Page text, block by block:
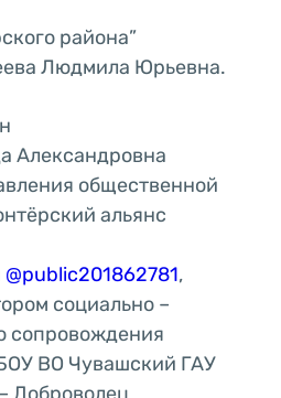
района”
Людмила Юрьевна.
Александровна
общественной
альянс
@public201862781,
социально –
сопровождения
ВО Чувашский ГАУ